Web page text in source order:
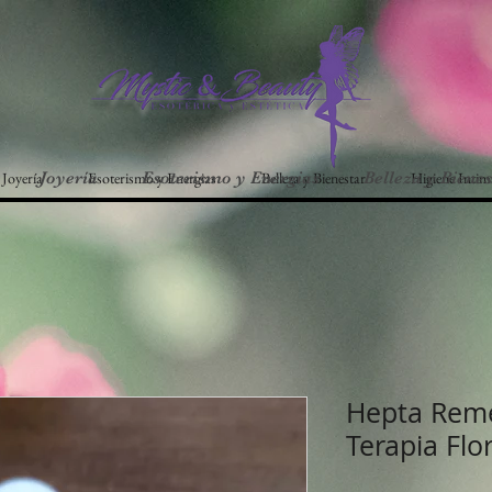
Joyería Esoterismo y Energias Belleza y Bienestar Higiene
Joyería Esoterismo y Energias Belleza y
Hepta
Terapia